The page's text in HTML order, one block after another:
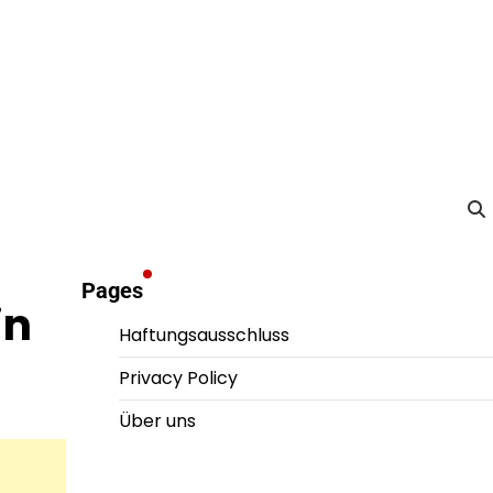
Pages
Haftungsausschluss
Privacy Policy
Über uns